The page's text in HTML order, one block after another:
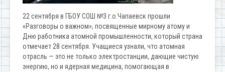
22 сентября в ГБОУ СОШ №3 г.о.Чапаевск прошли
«Разговоры о важном», посвященные мирному атому и
Дню работника атомной промышленности, который страна
отмечает 28 сентября. Учащиеся узнали, что атомная
отрасль — это не только электростанции, дающие чистую
энергию, но и ядерная медицина, помогающая в